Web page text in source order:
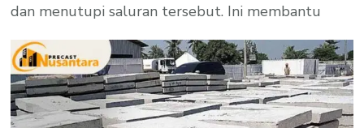
dan menutupi saluran tersebut. Ini membantu